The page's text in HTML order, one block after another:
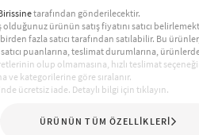
tarafından gönderilecektir.
olduğunuz ürünün satış fiyatını satıcı
fazla satıcı tarafından satılabilir. Bu
puanlarına, teslimat durumlarına,
olup olmamasına, hızlı teslimat
ve kategorilerine göre sıralanır.
ücretsiz iade. Detaylı bilgi için tıklayın.
ÜRÜNÜN TÜM ÖZELLİKLERİ